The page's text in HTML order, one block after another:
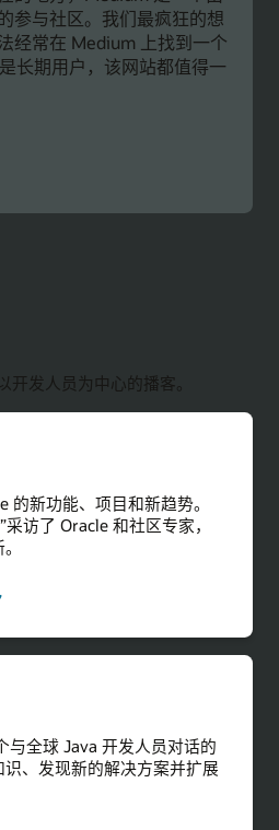
参与社区。我们最疯狂的想
经常在 Medium 上找到一个
长期用户，该网站都值得一
发人员为中心的播客。
的新功能、项目和新趋势。
访了 Oracle 和社区专家，
，
解
响与全球 Java 开发人员对话的
、发现新的解决方案并扩展